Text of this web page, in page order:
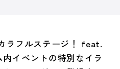
ラフルステージ！ feat.
イベントの特別なイラ